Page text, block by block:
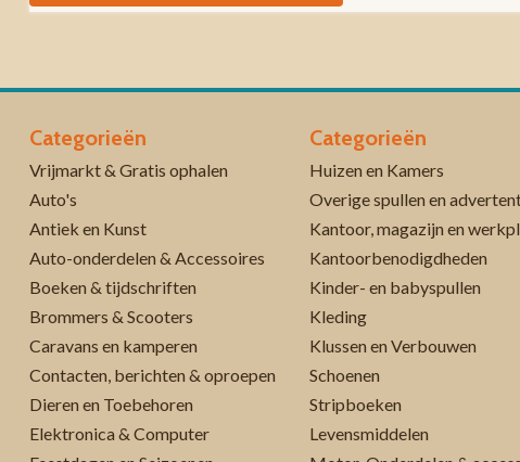
Categorieën
Vrijmarkt & Gratis ophalen
Auto's
Antiek en Kunst
Auto-onderdelen & Accessoires
Boeken & tijdschriften
Brommers & Scooters
Caravans en kamperen
Contacten, berichten & oproepen
Dieren en Toebehoren
Elektronica & Computer
Categorieën
Huizen en Kamers
Overige spullen en
Kantoor, magazijn en
Kantoorbenodigdheden
Kinder- en babyspullen
Kleding
Klussen en Verbouwen
Schoenen
Stripboeken
Levensmiddelen